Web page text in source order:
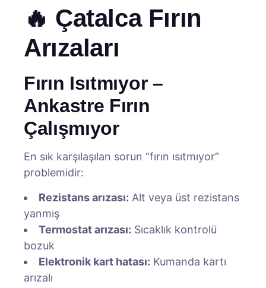
🔥 Çatalca Fırın
Arızaları
Fırın Isıtmıyor –
Ankastre Fırın
Çalışmıyor
En sık karşılaşılan sorun “fırın ısıtmıyor”
problemidir:
Rezistans arızası: Alt veya üst rezistans
yanmış
Termostat arızası: Sıcaklık kontrolü
bozuk
Elektronik kart hatası: Kumanda kartı
arızalı